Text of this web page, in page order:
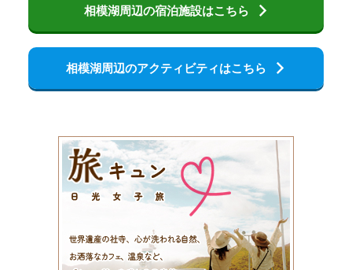
相模湖周辺の宿泊施設はこちら
相模湖周辺のアクティビティはこちら